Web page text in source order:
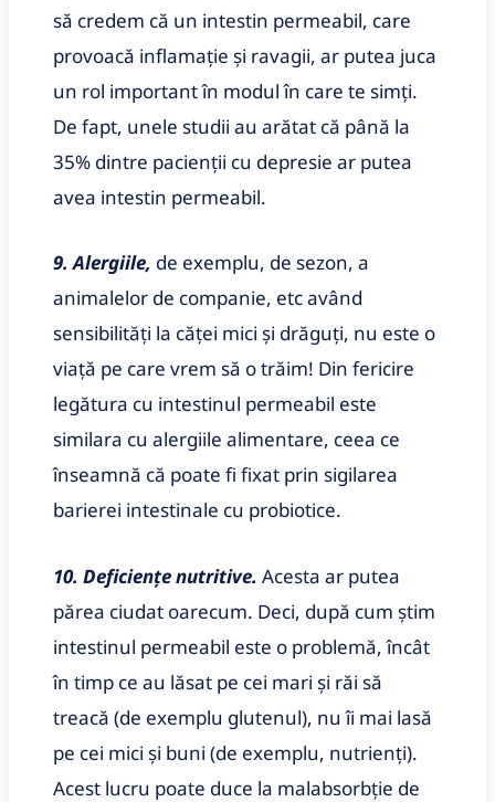
să credem că un intestin permeabil, care
provoacă inflamație și ravagii, ar putea juca
un rol important în modul în care te simți.
De fapt, unele studii au arătat că până la
35% dintre pacienții cu depresie ar putea
avea intestin permeabil.
9. Alergiile, de exemplu, de sezon, a
animalelor de companie, etc având
sensibilități la căței mici și drăguți, nu este o
viață pe care vrem să o trăim! Din fericire
legătura cu intestinul permeabil este
similara cu alergiile alimentare, ceea ce
înseamnă că poate fi fixat prin sigilarea
barierei intestinale cu probiotice.
10. Deficiențe nutritive. Acesta ar putea
părea ciudat oarecum. Deci, după cum știm
intestinul permeabil este o problemă, încât
în timp ce au lăsat pe cei mari și răi să
treacă (de exemplu glutenul), nu îi mai lasă
pe cei mici și buni (de exemplu, nutrienți).
Acest lucru poate duce la malabsorbție de